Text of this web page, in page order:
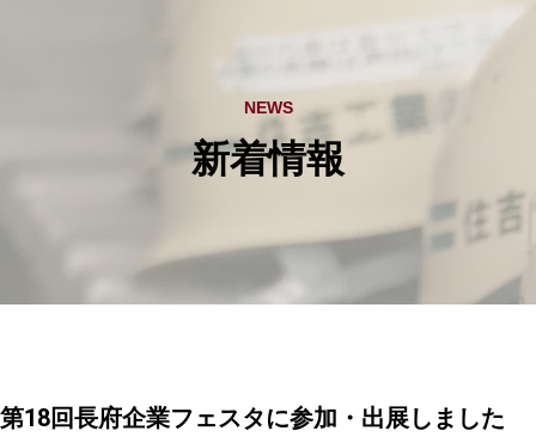
NEWS
新着情報
第18回長府企業フェスタに参加・出展しました